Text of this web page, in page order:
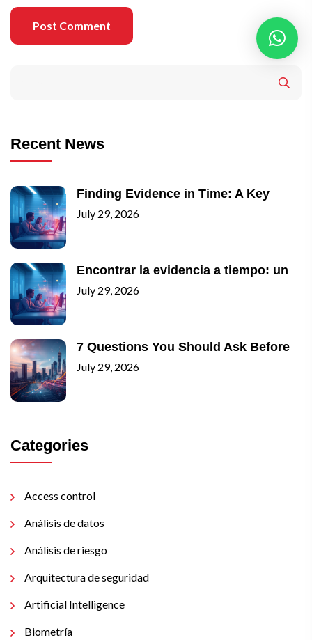
Post Comment
Recent News
Finding Evidence in Time: A Key
July 29, 2026
Encontrar la evidencia a tiempo: un
July 29, 2026
7 Questions You Should Ask Before
July 29, 2026
Categories
Access control
Análisis de datos
Análisis de riesgo
Arquitectura de seguridad
Artificial Intelligence
Biometría